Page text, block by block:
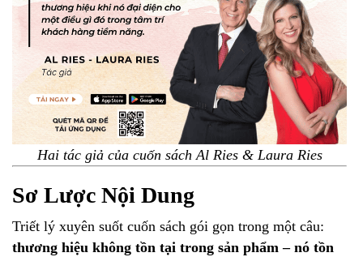
Hai tác giả của cuốn sách Al Ries & Laura Ries
Sơ Lược Nội Dung
Triết lý xuyên suốt cuốn sách gói gọn trong một câu:
thương hiệu không tồn tại trong sản phẩm – nó tồn